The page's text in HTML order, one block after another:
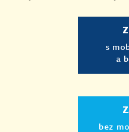
s
a
bez